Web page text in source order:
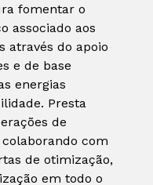
fomentar o
associado aos
através do apoio
e de base
energias
Presta
de
com
de otimização,
em todo o